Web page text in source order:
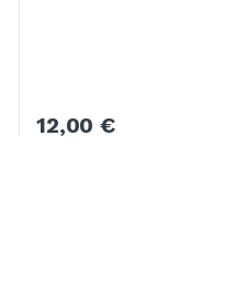
12,00€